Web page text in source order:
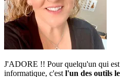
J'ADORE !! Pour quelqu'un qui est
informatique, c'est l'un des outils